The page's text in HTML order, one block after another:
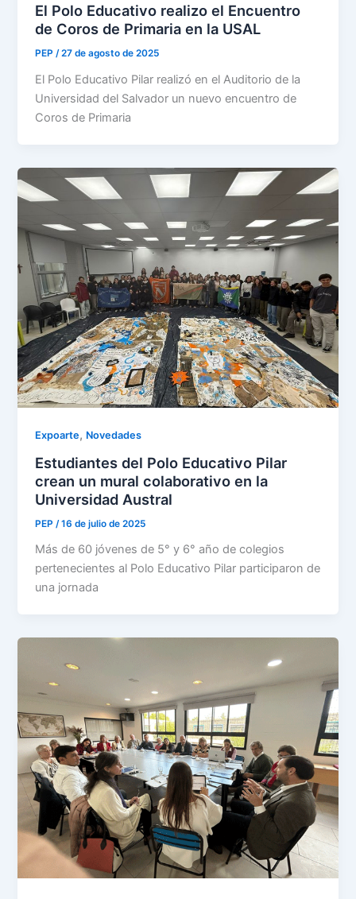
El Polo Educativo realizo el Encuentro
de Coros de Primaria en la USAL
PEP/27 de agosto de 2025
El Polo Educativo Pilar realizó en el Auditorio de la
Universidad del Salvador un nuevo encuentro de
Coros de Primaria
Expoarte, Novedades
Estudiantes del Polo Educativo Pilar
crean un mural colaborativo en la
Universidad Austral
PEP /16 de julio de 2025
Más de 60 jóvenes de 5° y 6° año de colegios
pertenecientes al Polo Educativo Pilar participaron de
una jornada